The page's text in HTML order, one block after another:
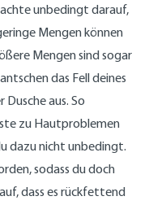
achte unbedingt darauf,
Mengen können
Mengen sind sogar
das Fell deines
aus. So
zu Hautproblemen
dazu nicht unbedingt.
sodass du doch
dass es rückfettend